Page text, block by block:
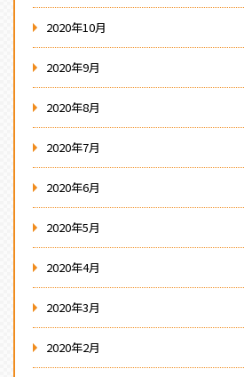
2020年10月
2020年9月
2020年8月
2020年7月
2020年6月
2020年5月
2020年4月
2020年3月
2020年2月